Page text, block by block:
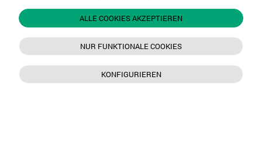
ALLE COOKIES AKZEPTIEREN
NUR FUNKTIONALE COOKIES
KONFIGURIEREN